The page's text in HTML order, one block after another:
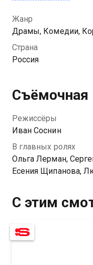
навещает детей,
Но найти контакт
Маленькая Варя уже
Оказывается, к ней
Жанр
Драмы, Комедии,
Страна
Россия
Съёмочная
Режиссёры
Иван Соснин
В главных ролях
Ольга Лерман,
Есения Щипанова,
С этим
7.0